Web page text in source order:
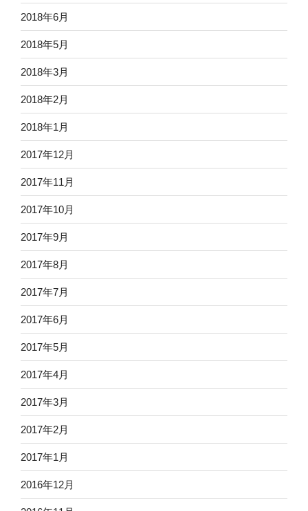
2018年6月
2018年5月
2018年3月
2018年2月
2018年1月
2017年12月
2017年11月
2017年10月
2017年9月
2017年8月
2017年7月
2017年6月
2017年5月
2017年4月
2017年3月
2017年2月
2017年1月
2016年12月